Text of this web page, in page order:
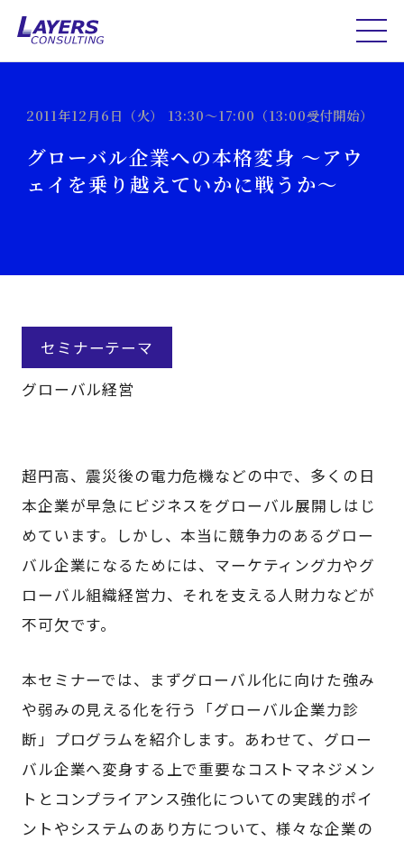
2011年12月6日（火） 13:30～17:00（13:00受付開始）
グローバル企業への本格変身 ～アウ
ェイを乗り越えていかに戦うか～
セミナーテーマ
グローバル経営
超円高、震災後の電力危機などの中で、多くの日
本企業が早急にビジネスをグローバル展開しはじ
めています。しかし、本当に競争力のあるグロー
バル企業になるためには、マーケティング力やグ
ローバル組織経営力、それを支える人財力などが
不可欠です。
本セミナーでは、まずグローバル化に向けた強み
や弱みの見える化を行う「グローバル企業力診
断」プログラムを紹介します。あわせて、グロー
バル企業へ変身する上で重要なコストマネジメン
トとコンプライアンス強化についての実践的ポイ
ントやシステムのあり方について、様々な企業の